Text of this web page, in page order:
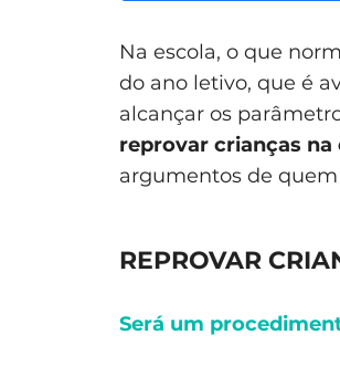
Na escola, o que
do ano letivo, que é
alcançar os
reprovar crianças na
argumentos de
REPROVAR
Será um